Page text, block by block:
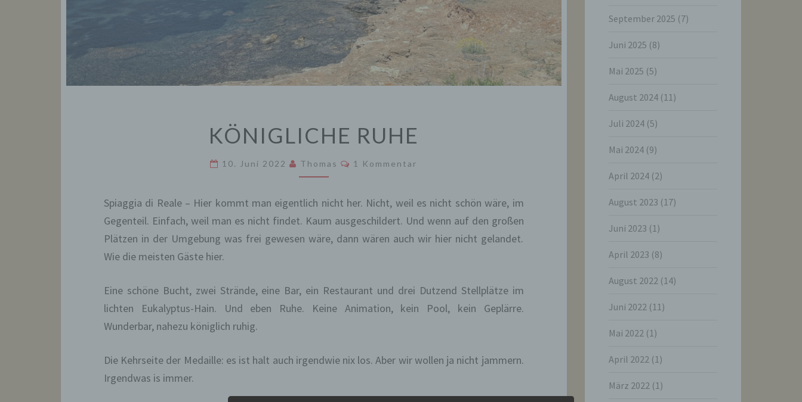
RUHE
KÖNIGLICHE RUHE
10. Juni 2022 Thomas Kommentare
1 Kommentar
Spiaggia di Reale – Hier kommt man eigentlich nicht her. Nicht, weil es nicht schön wäre, im
Gegenteil. Einfach, weil man es nicht findet. Kaum ausgeschildert. Und wenn auf den großen
Plätzen in der Umgebung was frei gewesen wäre, dann wären auch wir hier nicht gelandet.
Wie die meisten Gäste hier.
Eine schöne Bucht, zwei Strände, eine Bar, ein Restaurant und drei Dutzend Stellplätze im
lichten Eukalyptus-Hain. Und eben Ruhe. Keine Animation, kein Pool, kein Geplärre.
Wunderbar, nahezu königlich ruhig.
Die Kehrseite der Medaille: es ist halt auch irgendwie nix los. Aber wir wollen ja nicht jammern.
Irgendwas is immer.
September 2025 (7)
Juni 2025 (8)
Mai 2025 (5)
August 2024(11)
Juli 2024(5)
Mai 2024(9)
April 2024(2)
August 2023 (17)
Juni 2023 (1)
April 2023 (8)
August 2022(14)
Juni 2022(11)
Mai 2022(1)
April 2022(1)
März 2022(1)